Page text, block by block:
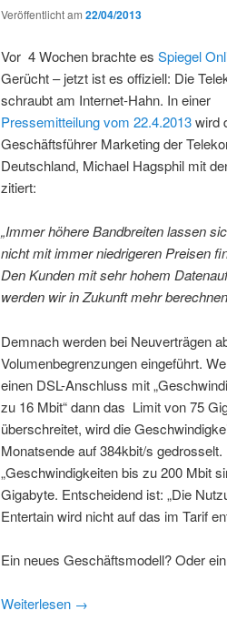
Veröffentlicht am 22/04/2013
Vor 4 Wochen brachte es Spiegel
Gerücht – jetzt ist es offiziell: Die
schraubt am Internet-Hahn. In einer
Pressemitteilung vom 22.4.2013wird
Geschäftsführer Marketing der
Deutschland, Michael Hagsphil mit
zitiert:
„Immer höhere Bandbreiten lassen
nicht mit immer niedrigeren Preisen
Den Kunden mit sehr hohem
werden wir in Zukunft mehr
Demnach werden bei Neuverträgen
Volumenbegrenzungen eingeführt.
einen DSL-Anschluss mit
zu 16 Mbit“ dann das Limit von 75
überschreitet, wird die
Monatsende auf 384kbit/s gedrosselt.
„Geschwindigkeiten bis zu 200 Mbit
Gigabyte. Entscheidend ist: „Die
Entertain wird nicht auf das im Tarif
Ein neues Geschäftsmodell? Oder
Weiterlesen →